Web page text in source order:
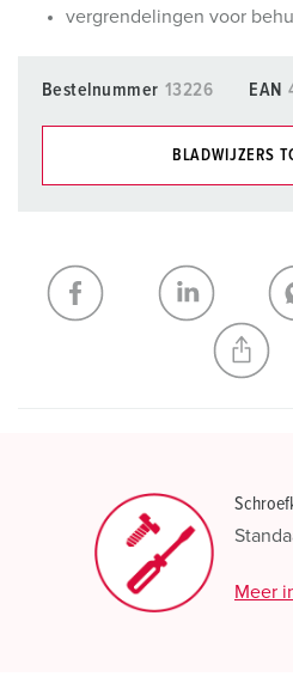
vergrendelingen voor
Bestelnummer 13226 EAN
BLADWIJZERS
Mijn lijst
NIEUW LIJST
Meer